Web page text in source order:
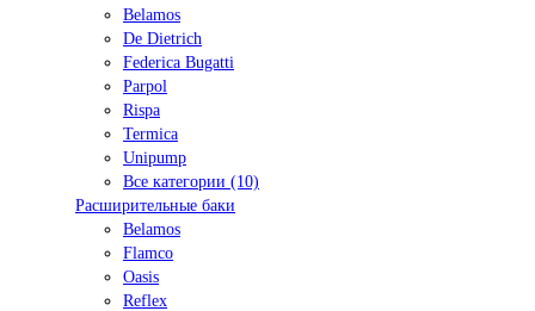
Belamos
De Dietrich
Federica Bugatti
Parpol
Rispa
Termica
Unipump
Все категории (10)
Расширительные баки
Belamos
Flamco
Oasis
Reflex